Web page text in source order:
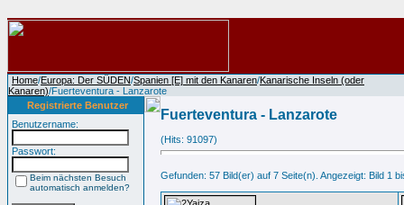
Home/Europa: Der SÜDEN/Spanien [E] mit den Kanaren/Kanarische Inseln (oder
Kanaren)/Fuerteventura - Lanzarote
Registrierte Benutzer
Benutzername:
Passwort:
Beim nächsten Besuch
automatisch anmelden?
Fuerteventura - Lanzarote
(Hits: 91097)
Gefunden: 57 Bild(er) auf 7 Seite(n). Angezeigt: Bild 1